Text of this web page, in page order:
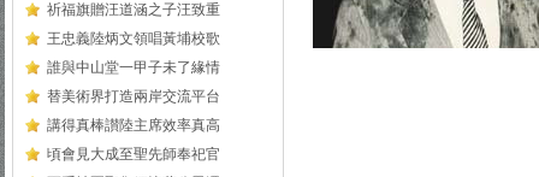
祈福旗贈汪道涵之子汪致重
王忠義陸炳文領唱黃埔校歌
誰與中山堂一甲子未了緣情
替美術界打造兩岸交流平台
講得真棒讃陸主席效率真高
頃會見大成至聖先師奉祀官